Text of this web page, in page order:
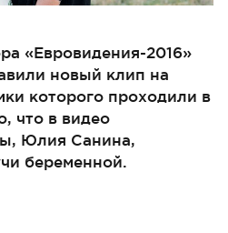
«Евровидения-2016»
новый клип на
которого проходили в
что в видео
Юлия Санина,
беременной.